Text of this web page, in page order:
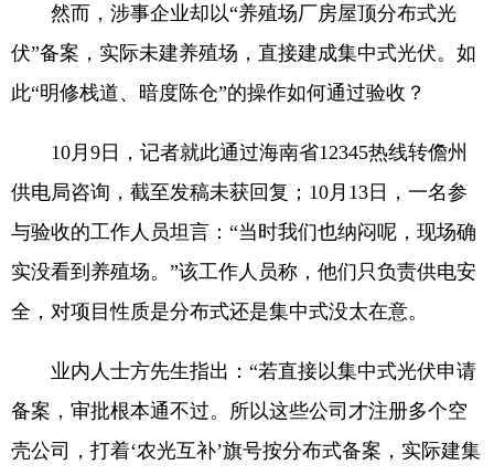
然而，涉事企业却以“养殖场厂房屋顶分布式光
伏”备案，实际未建养殖场，直接建成集中式光伏。如
此“明修栈道、暗度陈仓”的操作如何通过验收？
10月9日，记者就此通过海南省12345热线转儋州
供电局咨询，截至发稿未获回复；10月13日，一名参
与验收的工作人员坦言：“当时我们也纳闷呢，现场确
实没看到养殖场。”该工作人员称，他们只负责供电安
全，对项目性质是分布式还是集中式没太在意。
业内人士方先生指出：“若直接以集中式光伏申请
备案，审批根本通不过。所以这些公司才注册多个空
壳公司，打着‘农光互补’旗号按分布式备案，实际建集